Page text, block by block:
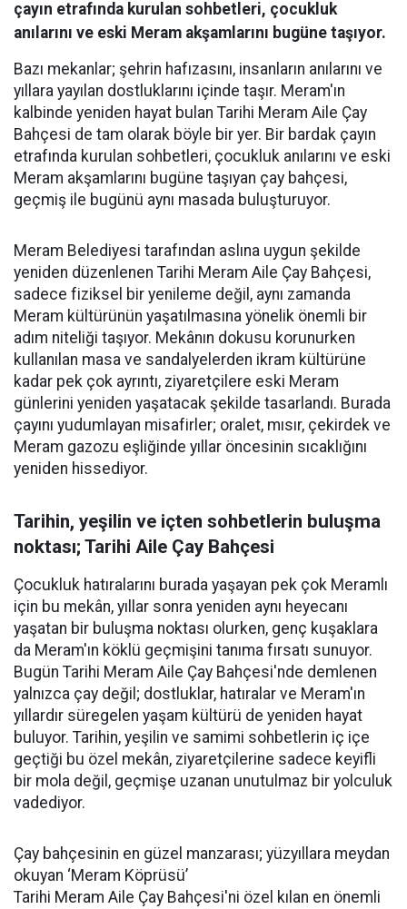
çayın etrafında kurulan sohbetleri, çocukluk
anılarını ve eski Meram akşamlarını bugüne taşıyor.
Bazı mekanlar; şehrin hafızasını, insanların anılarını ve
yıllara yayılan dostluklarını içinde taşır. Meram'ın
kalbinde yeniden hayat bulan Tarihi Meram Aile Çay
Bahçesi de tam olarak böyle bir yer. Bir bardak çayın
etrafında kurulan sohbetleri, çocukluk anılarını ve eski
Meram akşamlarını bugüne taşıyan çay bahçesi,
geçmiş ile bugünü aynı masada buluşturuyor.
Meram Belediyesi tarafından aslına uygun şekilde
yeniden düzenlenen Tarihi Meram Aile Çay Bahçesi,
sadece fiziksel bir yenileme değil, aynı zamanda
Meram kültürünün yaşatılmasına yönelik önemli bir
adım niteliği taşıyor. Mekânın dokusu korunurken
kullanılan masa ve sandalyelerden ikram kültürüne
kadar pek çok ayrıntı, ziyaretçilere eski Meram
günlerini yeniden yaşatacak şekilde tasarlandı. Burada
çayını yudumlayan misafirler; oralet, mısır, çekirdek ve
Meram gazozu eşliğinde yıllar öncesinin sıcaklığını
yeniden hissediyor.
Tarihin, yeşilin ve içten sohbetlerin buluşma
noktası; Tarihi Aile Çay Bahçesi
Çocukluk hatıralarını burada yaşayan pek çok Meramlı
için bu mekân, yıllar sonra yeniden aynı heyecanı
yaşatan bir buluşma noktası olurken, genç kuşaklara
da Meram'ın köklü geçmişini tanıma fırsatı sunuyor.
Bugün Tarihi Meram Aile Çay Bahçesi'nde demlenen
yalnızca çay değil; dostluklar, hatıralar ve Meram'ın
yıllardır süregelen yaşam kültürü de yeniden hayat
buluyor. Tarihin, yeşilin ve samimi sohbetlerin iç içe
geçtiği bu özel mekân, ziyaretçilerine sadece keyifli
bir mola değil, geçmişe uzanan unutulmaz bir yolculuk
vadediyor.
Çay bahçesinin en güzel manzarası; yüzyıllara meydan
okuyan ‘Meram Köprüsü’
Tarihi Meram Aile Çay Bahçesi'ni özel kılan en önemli